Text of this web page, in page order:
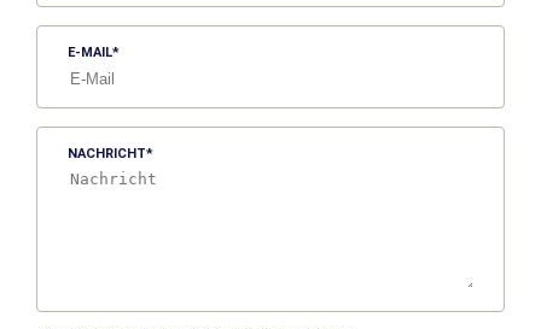
E-MAIL
NACHRICHT